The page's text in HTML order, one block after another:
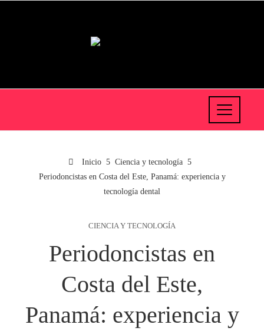
Inicio
Ciencia y tecnología
Periodoncistas en Costa del Este, Panamá: experiencia y
tecnología dental
CIENCIA Y TECNOLOGÍA
Periodoncistas en
Costa del Este,
Panamá: experiencia y